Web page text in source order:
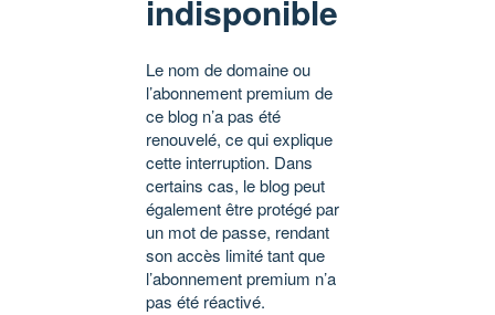
indisponible
Le nom de domaine ou
l’abonnement premium de
ce blog n’a pas été
renouvelé, ce qui explique
cette interruption. Dans
certains cas, le blog peut
également être protégé par
un mot de passe, rendant
son accès limité tant que
l’abonnement premium n’a
pas été réactivé.